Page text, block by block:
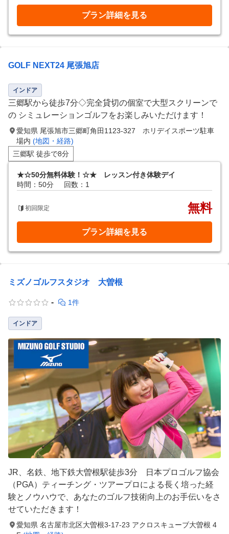
プラン詳細を見る
GOLF NEXT24 尾張旭店
インドア
三郷駅から徒歩7分◇完全貸切の個室で大型スクリーンで
の シミュレーションゴルフをお楽しみいただけます！
愛知県 尾張旭市三郷町角田1123-327 ホリデイスポーツ駐車
場内 (地図・経路)
三郷駅 徒歩で8分
★☆50分無料体験！☆★ レッスン付き体験デイ
時間：50分
回数：1
初回限定 無料
プラン詳細を見る
ミズノゴルフスタジオ 大曽根
- 1件
インドア
JR、名鉄、地下鉄大曽根駅徒歩3分 日本プロゴルフ協会
（PGA）ティーチング・ツアープロによる長く培った経
験とノウハウで、あなたのゴルフ技術向上のお手伝いをさ
せていただきます！
愛知県 名古屋市北区大曽根3-17-23 アクロスキューブ大曽根 4